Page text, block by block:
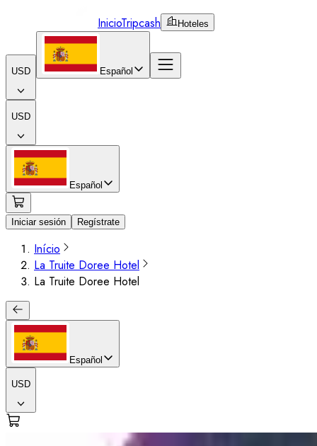
InicioTripcash Hoteles
USD Español
USD
Español
Iniciar sesión Regístrate
Início
La Truite Doree Hotel
La Truite Doree Hotel
Español
USD